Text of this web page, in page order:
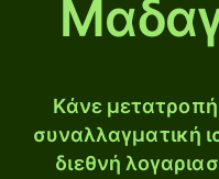
Κάνε
συναλλαγματική
διεθνή